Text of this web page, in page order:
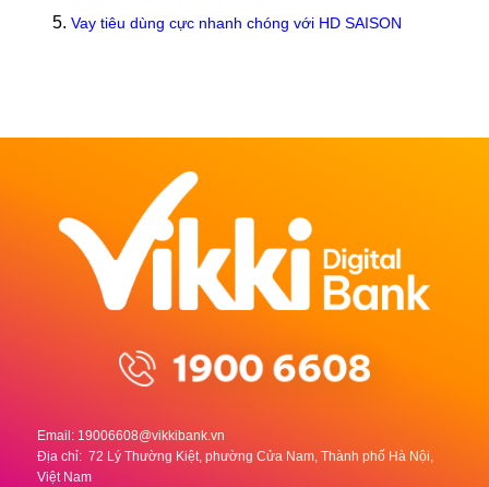
Vay tiêu dùng cực nhanh chóng với HD SAISON
Email: 19006608@vikkibank.vn
Địa chỉ: 72 Lý Thường Kiệt, phường Cửa Nam, Thành phố Hà Nội,
Việt Nam